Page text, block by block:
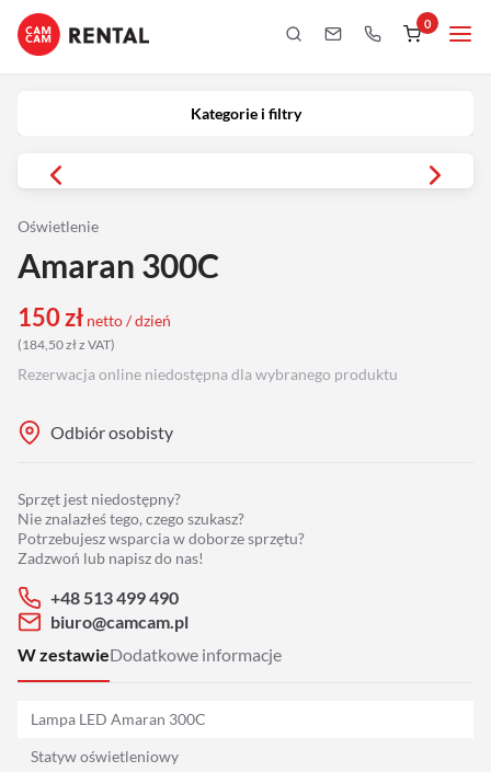
0
Kategorie i filtry
Oświetlenie
Amaran 300C
150zł netto / dzień
(184,50złz VAT)
Rezerwacja online niedostępna dla wybranego produktu
Odbiór osobisty
Sprzęt jest niedostępny?
Nie znalazłeś tego, czego szukasz?
Potrzebujesz wsparcia w doborze sprzętu?
Zadzwoń lub napisz do nas!
+48 513 499 490
biuro@camcam.pl
W zestawieDodatkowe informacje
Lampa LED Amaran 300C
Statyw oświetleniowy
Kategorie i filtry
Obiektywy
Oświetlenie
Podgląd
Laptopy
Adaptery
Drony
Platformy 360
Grip